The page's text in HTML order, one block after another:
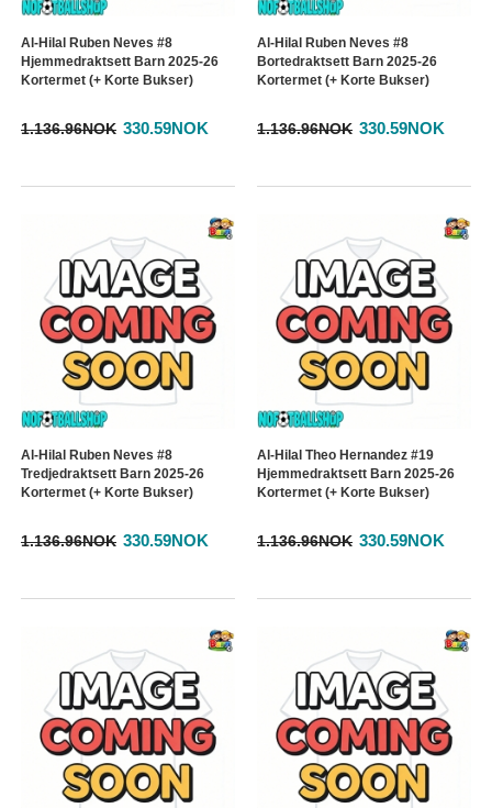
Al-Hilal Ruben Neves #8
Hjemmedraktsett Barn 2025-26
Kortermet (+ Korte Bukser)
1.136.96NOK 330.59NOK
Al-Hilal Ruben Neves #8
Bortedraktsett Barn 2025-26
Kortermet (+ Korte Bukser)
1.136.96NOK 330.59NOK
Al-Hilal Ruben Neves #8
Tredjedraktsett Barn 2025-26
Kortermet (+ Korte Bukser)
1.136.96NOK 330.59NOK
Al-Hilal Theo Hernandez #19
Hjemmedraktsett Barn 2025-26
Kortermet (+ Korte Bukser)
1.136.96NOK 330.59NOK